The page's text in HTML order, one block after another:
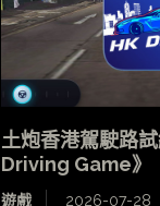
土炮香港駕駛路
Driving Game》
遊戲 2026-07-28